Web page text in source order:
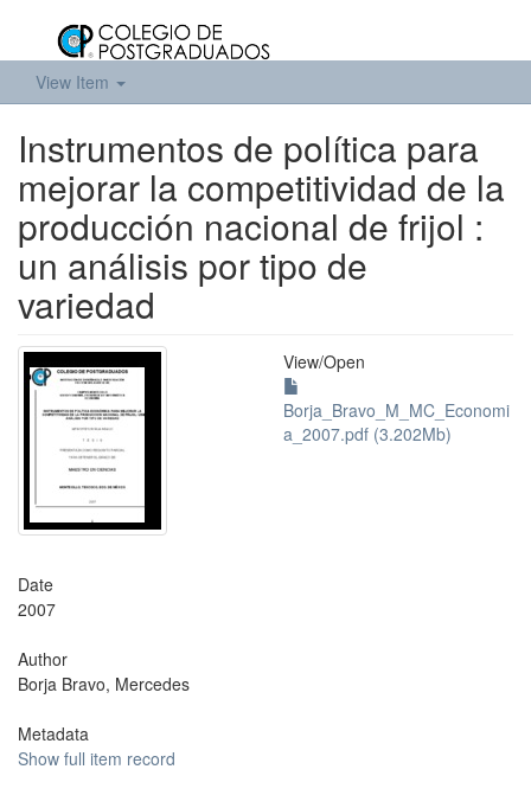
View Item
Instrumentos de política para
mejorar la competitividad de la
producción nacional de frijol :
un análisis por tipo de
variedad
View/Open
Borja_Bravo_M_MC_Economi
a_2007.pdf (3.202Mb)
Date
2007
Author
Borja Bravo, Mercedes
Metadata
Show full item record